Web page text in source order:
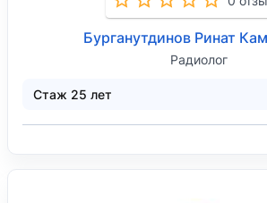
Бурганутдинов Ринат
Радиолог
Стаж 25 лет